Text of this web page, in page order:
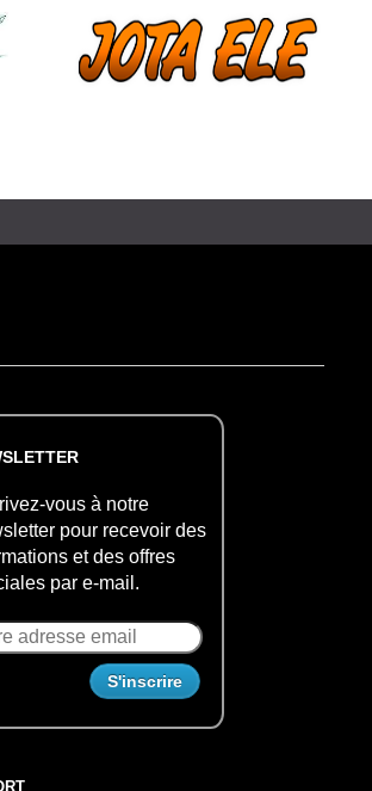
vous à notre
pour recevoir des
et des offres
par e-mail.